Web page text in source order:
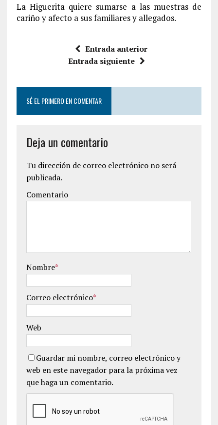
La Higuerita quiere sumarse a las muestras de
cariño y afecto a sus familiares y allegados.
Entrada anterior
Entrada siguiente
SÉ EL PRIMERO EN COMENTAR
Deja un comentario
Tu dirección de correo electrónico no será
publicada.
Comentario
Nombre*
Correo electrónico*
Web
Guardar mi nombre, correo electrónico y
web en este navegador para la próxima vez
que haga un comentario.